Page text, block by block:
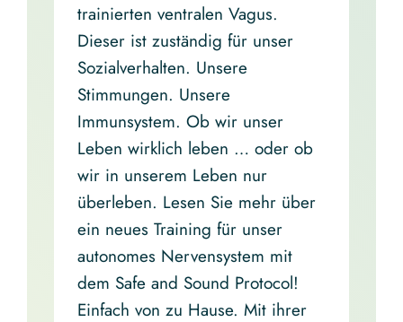
trainierten ventralen Vagus.
Dieser ist zuständig für unser
Sozialverhalten. Unsere
Stimmungen. Unsere
Immunsystem. Ob wir unser
Leben wirklich leben … oder ob
wir in unserem Leben nur
überleben. Lesen Sie mehr über
ein neues Training für unser
autonomes Nervensystem mit
dem Safe and Sound Protocol!
Einfach von zu Hause. Mit ihrer